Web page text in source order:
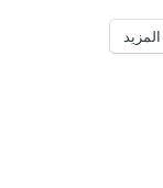
المزيد